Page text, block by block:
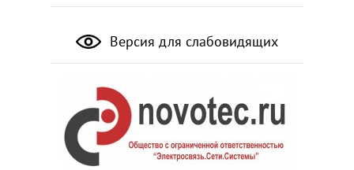
Версия для слабовидящих